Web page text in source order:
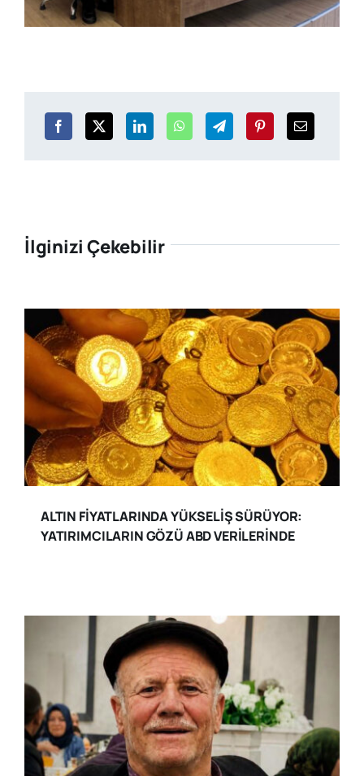
İlginizi Çekebilir
ALTIN FİYATLARINDA YÜKSELİŞ SÜRÜYOR:
YATIRIMCILARIN GÖZÜ ABD VERİLERİNDE